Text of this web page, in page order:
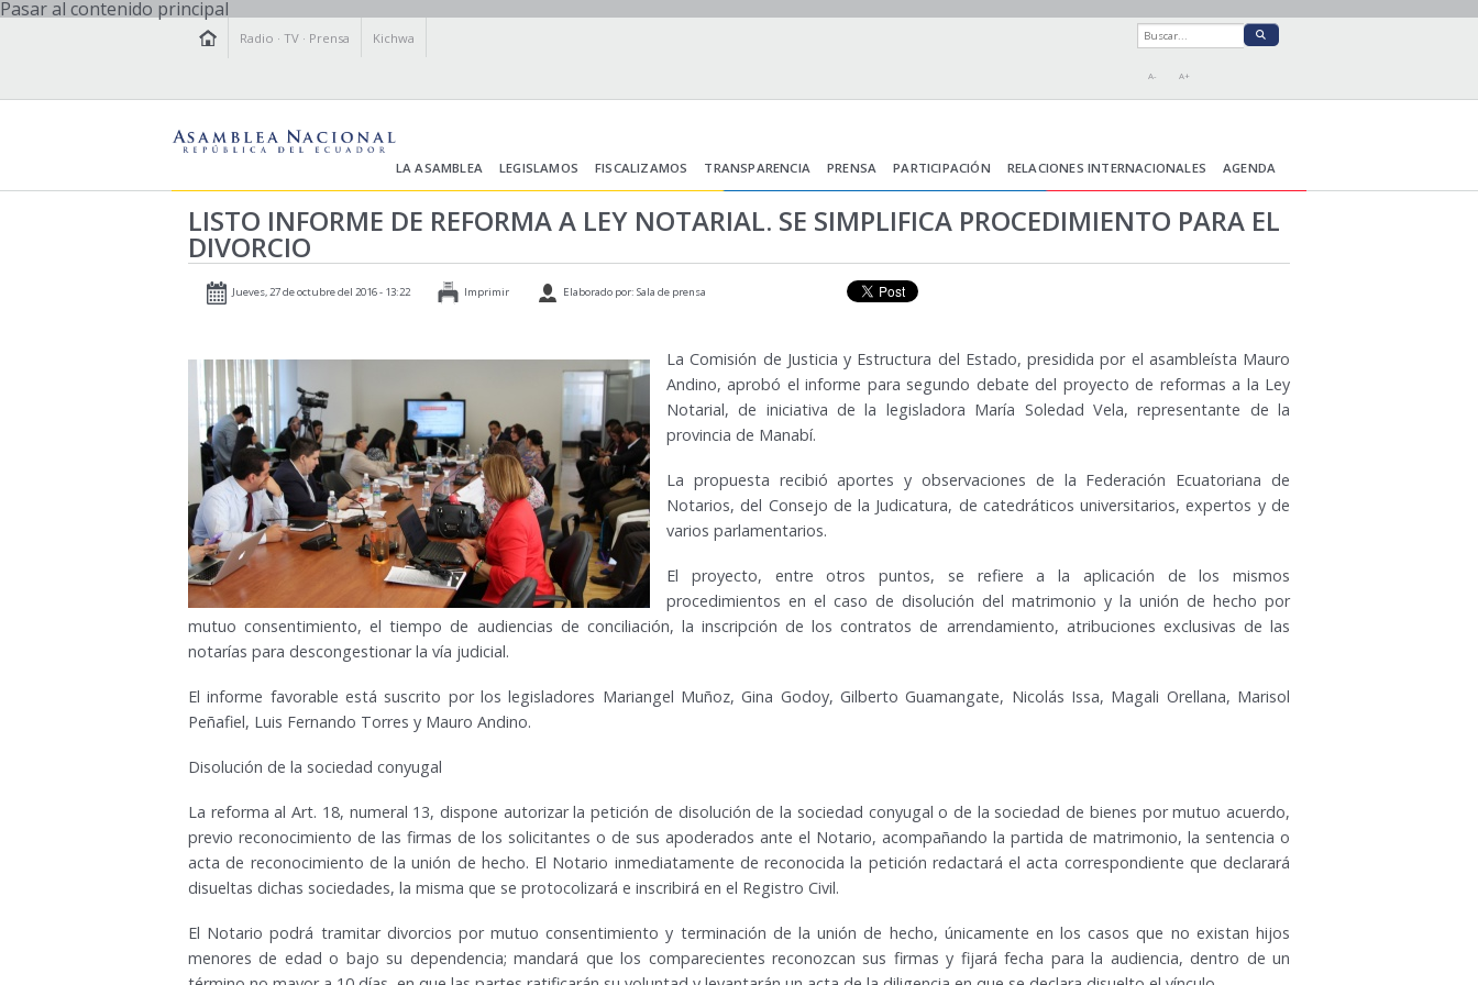
Pasar al contenido principal
Radio ·TV · Prensa Kichwa
A- A+
LA ASAMBLEA LEGISLAMOS FISCALIZAMOS TRANSPARENCIA PRENSA PARTICIPACIÓN RELACIONES INTERNACIONALES AGENDA
LISTO INFORME DE REFORMA A LEY NOTARIAL. SE SIMPLIFICA PROCEDIMIENTO PARA EL
DIVORCIO
Jueves, 27 de octubre del 2016 - 13:22 Imprimir Elaborado por: Sala de prensa
La Comisión de Justicia y Estructura del Estado, presidida por el asambleísta Mauro
Andino, aprobó el informe para segundo debate del proyecto de reformas a la Ley
Notarial, de iniciativa de la legisladora María Soledad Vela, representante de la
provincia de Manabí.
La propuesta recibió aportes y observaciones de la Federación Ecuatoriana de
Notarios, del Consejo de la Judicatura, de catedráticos universitarios, expertos y de
varios parlamentarios.
El proyecto, entre otros puntos, se refiere a la aplicación de los mismos
procedimientos en el caso de disolución del matrimonio y la unión de hecho por
mutuo consentimiento, el tiempo de audiencias de conciliación, la inscripción de los contratos de arrendamiento, atribuciones exclusivas de las
notarías para descongestionar la vía judicial.
El informe favorable está suscrito por los legisladores Mariangel Muñoz, Gina Godoy, Gilberto Guamangate, Nicolás Issa, Magali Orellana, Marisol
Peñafiel, Luis Fernando Torres y Mauro Andino.
Disolución de la sociedad conyugal
La reforma al Art. 18, numeral 13, dispone autorizar la petición de disolución de la sociedad conyugal o de la sociedad de bienes por mutuo acuerdo,
previo reconocimiento de las firmas de los solicitantes o de sus apoderados ante el Notario, acompañando la partida de matrimonio, la sentencia o
acta de reconocimiento de la unión de hecho. El Notario inmediatamente de reconocida la petición redactará el acta correspondiente que declarará
disueltas dichas sociedades, la misma que se protocolizará e inscribirá en el Registro Civil.
El Notario podrá tramitar divorcios por mutuo consentimiento y terminación de la unión de hecho, únicamente en los casos que no existan hijos
menores de edad o bajo su dependencia; mandará que los comparecientes reconozcan sus firmas y fijará fecha para la audiencia, dentro de un